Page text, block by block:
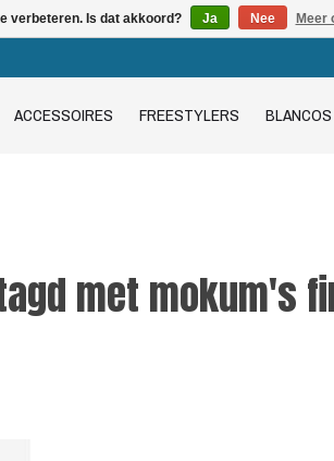
ACCESSOIRES FREESTYLERS BLANCOS
met mokum's
verbeteren. Is dat akkoord? Ja Nee Meer